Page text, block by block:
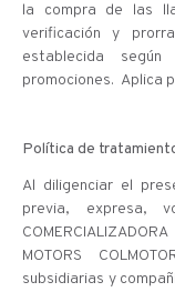
la compra de las
verificación y
establecida
promociones. Aplica
Política de
Al diligenciar el
previa, expresa,
MOTORS
subsidiarias y